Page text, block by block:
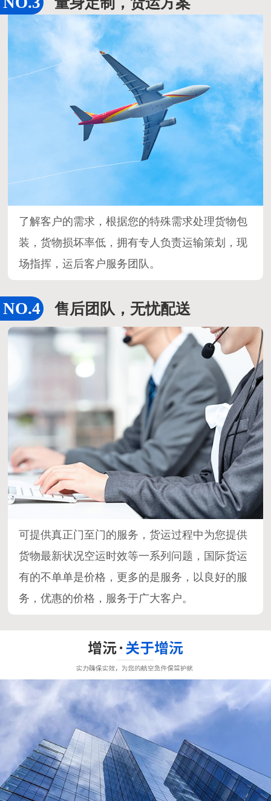
了解客户的需求，根据您的特殊需求处理货物包
装，货物损坏率低，拥有专人负责运输策划，现
场指挥，运后客户服务团队。
售后团队，无忧配送
可提供真正门至门的服务，货运过程中为您提供
货物最新状况空运时效等一系列问题，国际货运
有的不单单是价格，更多的是服务，以良好的服
务，优惠的价格，服务于广大客户。